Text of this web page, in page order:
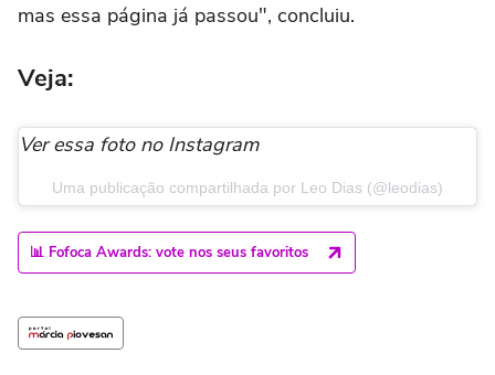
mas essa página já passou", concluiu.
Veja:
Ver essa foto no Instagram
Uma publicação compartilhada por Leo Dias (@leodias)
📊 Fofoca Awards: vote nos seus favoritos